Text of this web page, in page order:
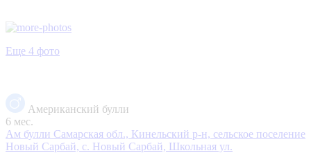
Еще 4 фото
Американский булли
6 мес.
Ам булли Самарская обл., Кинельский р-н, сельское поселение
Новый Сарбай, с. Новый Сарбай, Школьная ул.